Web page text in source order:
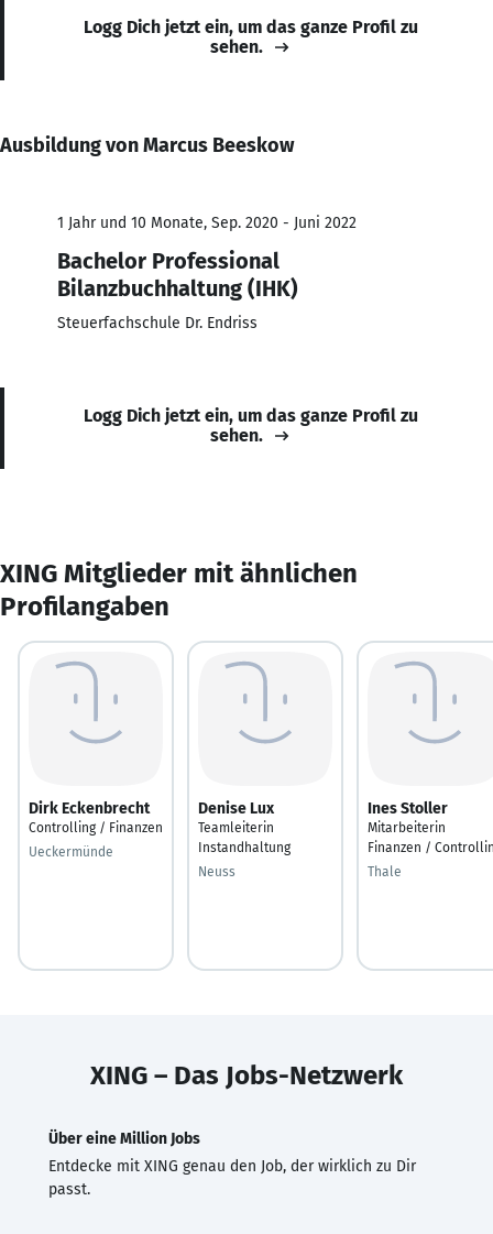
Logg Dich jetzt ein, um das ganze Profil zu
sehen.
Ausbildung von Marcus Beeskow
1 Jahr und 10 Monate, Sep. 2020 - Juni 2022
Bachelor Professional
Bilanzbuchhaltung (IHK)
Steuerfachschule Dr. Endriss
Logg Dich jetzt ein, um das ganze Profil zu
sehen.
XING Mitglieder mit ähnlichen
Profilangaben
Dirk Eckenbrecht
Controlling / Finanzen
Ueckermünde
Denise Lux
Teamleiterin
Instandhaltung
Neuss
Ines Stoller
Mitarbeiterin
Finanzen /
Thale
XING – Das Jobs-Netzwerk
Über eine Million Jobs
Entdecke mit XING genau den Job, der wirklich zu Dir
passt.